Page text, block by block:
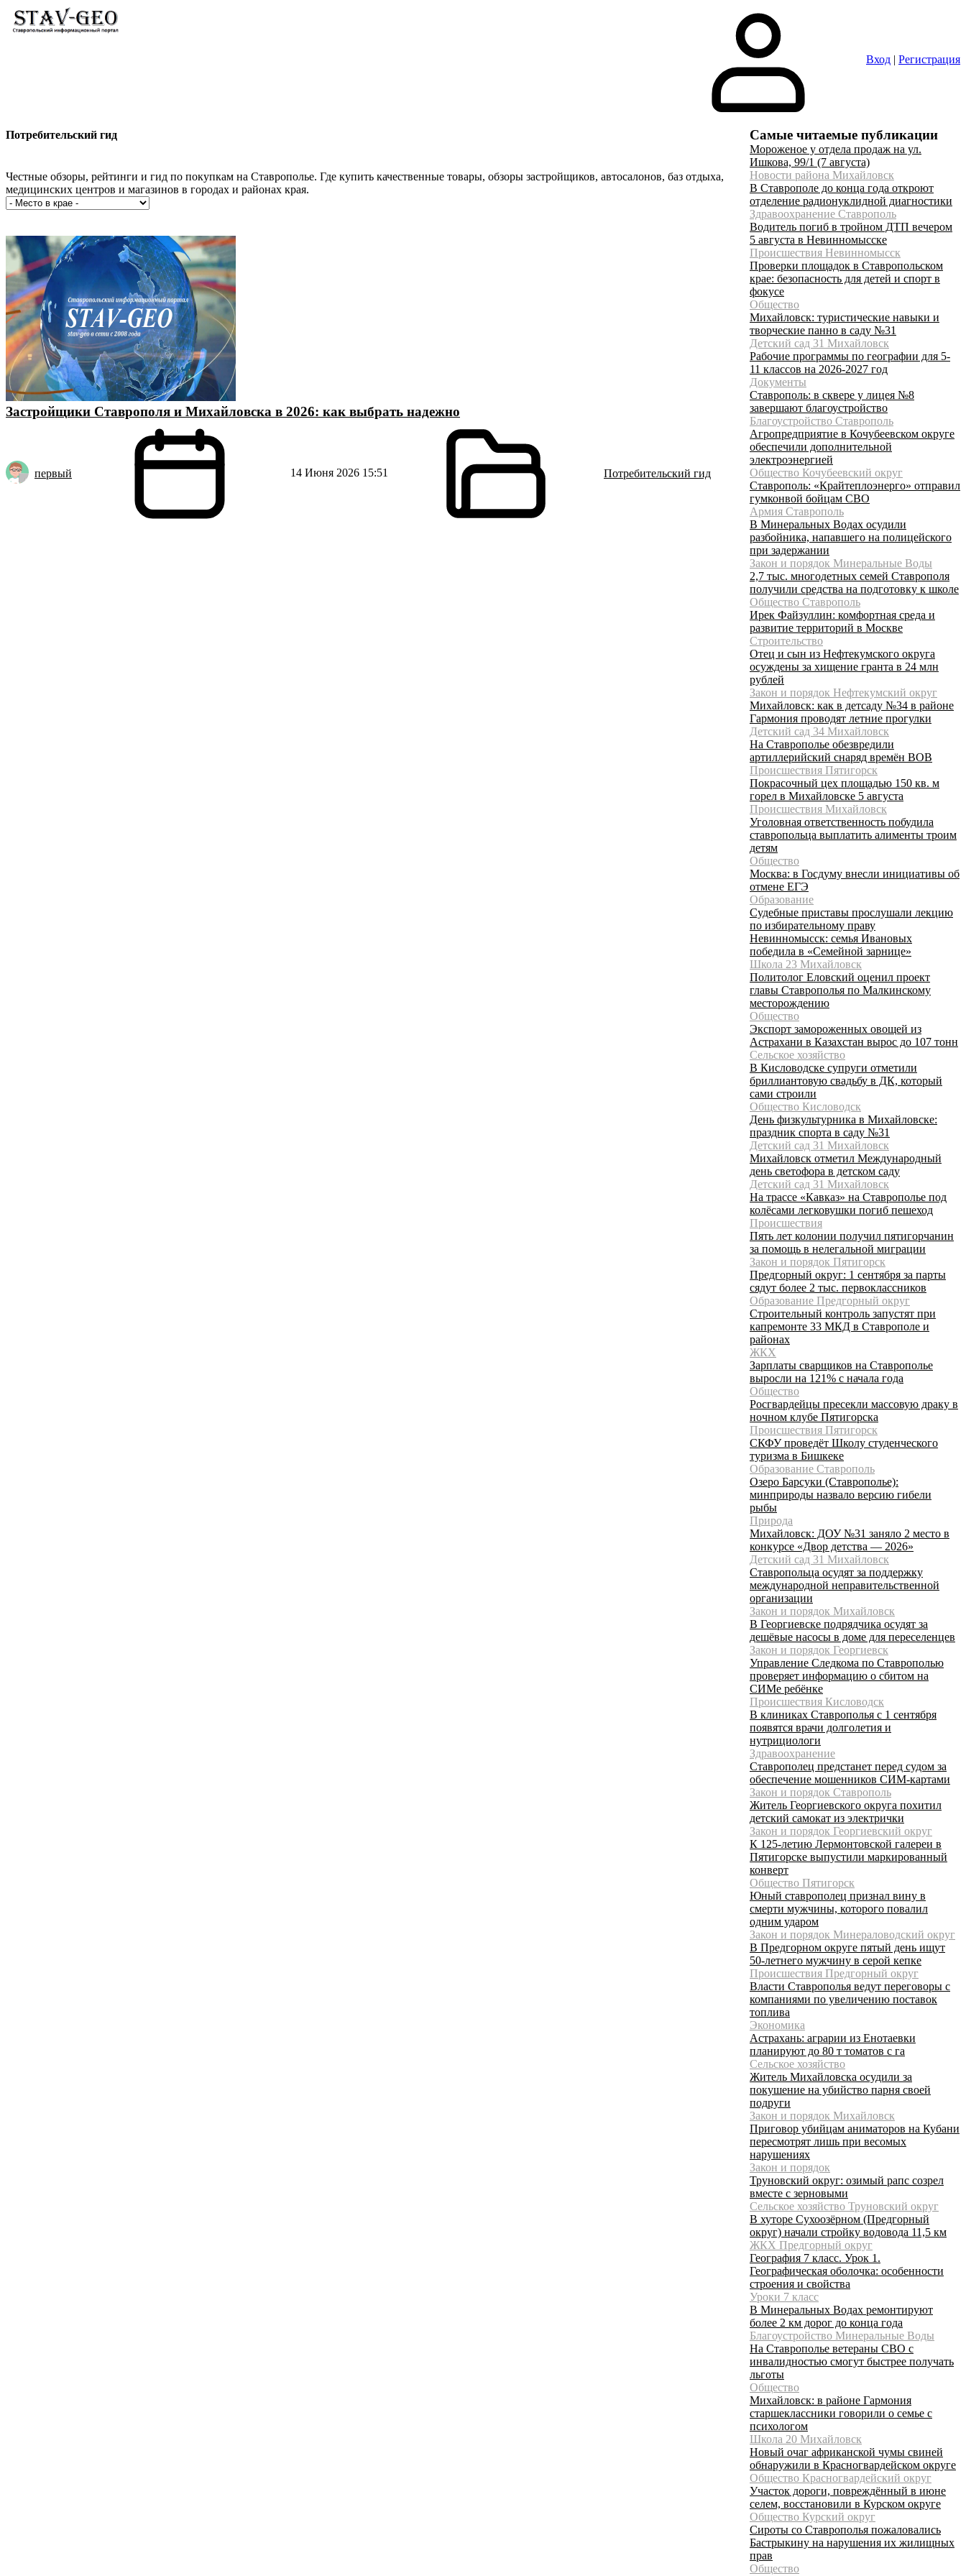
Вход | Регистрация
Потребительский гид
Честные обзоры, рейтинги и гид по покупкам на Ставрополье. Где купить качественные товары, обзоры застройщиков, автосалонов, баз отдыха,
медицинских центров и магазинов в городах и районах края.
Застройщики Ставрополя и Михайловска в 2026: как выбрать надежно
первый 14 Июня 2026 15:51 Потребительский гид
Самые читаемые публикации
Мороженое у отдела продаж на ул.
Ишкова, 99/1 (7 августа)
Новости района Михайловск
В Ставрополе до конца года откроют
отделение радионуклидной диагностики
Здравоохранение Ставрополь
Водитель погиб в тройном ДТП вечером
5 августа в Невинномысске
Происшествия Невинномысск
Проверки площадок в Ставропольском
крае: безопасность для детей и спорт в
фокусе
Общество
Михайловск: туристические навыки и
творческие панно в саду №31
Детский сад 31 Михайловск
Рабочие программы по географии для 5-
11 классов на 2026-2027 год
Документы
Ставрополь: в сквере у лицея №8
завершают благоустройство
Благоустройство Ставрополь
Агропредприятие в Кочубеевском округе
обеспечили дополнительной
электроэнергией
Общество Кочубеевский округ
Ставрополь: «Крайтеплоэнерго» отправил
гумконвой бойцам СВО
Армия Ставрополь
В Минеральных Водах осудили
разбойника, напавшего на полицейского
при задержании
Закон и порядок Минеральные Воды
2,7 тыс. многодетных семей Ставрополя
получили средства на подготовку к школе
Общество Ставрополь
Ирек Файзуллин: комфортная среда и
развитие территорий в Москве
Строительство
Отец и сын из Нефтекумского округа
осуждены за хищение гранта в 24 млн
рублей
Закон и порядок Нефтекумский округ
Михайловск: как в детсаду №34 в районе
Гармония проводят летние прогулки
Детский сад 34 Михайловск
На Ставрополье обезвредили
артиллерийский снаряд времён ВОВ
Происшествия Пятигорск
Покрасочный цех площадью 150 кв. м
горел в Михайловске 5 августа
Происшествия Михайловск
Уголовная ответственность побудила
ставропольца выплатить алименты троим
детям
Общество
Москва: в Госдуму внесли инициативы об
отмене ЕГЭ
Образование
Судебные приставы прослушали лекцию
по избирательному праву
Невинномысск: семья Ивановых
победила в «Семейной зарнице»
Школа 23 Михайловск
Политолог Еловский оценил проект
главы Ставрополья по Малкинскому
месторождению
Общество
Экспорт замороженных овощей из
Астрахани в Казахстан вырос до 107 тонн
Сельское хозяйство
В Кисловодске супруги отметили
бриллиантовую свадьбу в ДК, который
сами строили
Общество Кисловодск
День физкультурника в Михайловске:
праздник спорта в саду №31
Детский сад 31 Михайловск
Михайловск отметил Международный
день светофора в детском саду
Детский сад 31 Михайловск
На трассе «Кавказ» на Ставрополье под
колёсами легковушки погиб пешеход
Происшествия
Пять лет колонии получил пятигорчанин
за помощь в нелегальной миграции
Закон и порядок Пятигорск
Предгорный округ: 1 сентября за парты
сядут более 2 тыс. первоклассников
Образование Предгорный округ
Строительный контроль запустят при
капремонте 33 МКД в Ставрополе и
районах
ЖКХ
Зарплаты сварщиков на Ставрополье
выросли на 121% с начала года
Общество
Росгвардейцы пресекли массовую драку в
ночном клубе Пятигорска
Происшествия Пятигорск
СКФУ проведёт Школу студенческого
туризма в Бишкеке
Образование Ставрополь
Озеро Барсуки (Ставрополье):
минприроды назвало версию гибели
рыбы
Природа
Михайловск: ДОУ №31 заняло 2 место в
конкурсе «Двор детства — 2026»
Детский сад 31 Михайловск
Ставропольца осудят за поддержку
международной неправительственной
организации
Закон и порядок Михайловск
В Георгиевске подрядчика осудят за
дешёвые насосы в доме для переселенцев
Закон и порядок Георгиевск
Управление Следкома по Ставрополью
проверяет информацию о сбитом на
СИМе ребёнке
Происшествия Кисловодск
В клиниках Ставрополья с 1 сентября
появятся врачи долголетия и
нутрициологи
Здравоохранение
Ставрополец предстанет перед судом за
обеспечение мошенников СИМ-картами
Закон и порядок Ставрополь
Житель Георгиевского округа похитил
детский самокат из электрички
Закон и порядок Георгиевский округ
К 125-летию Лермонтовской галереи в
Пятигорске выпустили маркированный
конверт
Общество Пятигорск
Юный ставрополец признал вину в
смерти мужчины, которого повалил
одним ударом
Закон и порядок Минераловодский округ
В Предгорном округе пятый день ищут
50-летнего мужчину в серой кепке
Происшествия Предгорный округ
Власти Ставрополья ведут переговоры с
компаниями по увеличению поставок
топлива
Экономика
Астрахань: аграрии из Енотаевки
планируют до 80 т томатов с га
Сельское хозяйство
Житель Михайловска осудили за
покушение на убийство парня своей
подруги
Закон и порядок Михайловск
Приговор убийцам аниматоров на Кубани
пересмотрят лишь при весомых
нарушениях
Закон и порядок
Труновский округ: озимый рапс созрел
вместе с зерновыми
Сельское хозяйство Труновский округ
В хуторе Сухоозёрном (Предгорный
округ) начали стройку водовода 11,5 км
ЖКХ Предгорный округ
География 7 класс. Урок 1.
Географическая оболочка: особенности
строения и свойства
Уроки 7 класс
В Минеральных Водах ремонтируют
более 2 км дорог до конца года
Благоустройство Минеральные Воды
На Ставрополье ветераны СВО с
инвалидностью смогут быстрее получать
льготы
Общество
Михайловск: в районе Гармония
старшеклассники говорили о семье с
психологом
Школа 20 Михайловск
Новый очаг африканской чумы свиней
обнаружили в Красногвардейском округе
Общество Красногвардейский округ
Участок дороги, повреждённый в июне
селем, восстановили в Курском округе
Общество Курский округ
Сироты со Ставрополья пожаловались
Бастрыкину на нарушения их жилищных
прав
Общество